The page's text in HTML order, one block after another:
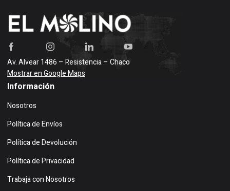
Av. Alvear 1486 – Resistencia – Chaco
Mostrar en Google Maps
Información
Nosotros
Política de Envíos
Política de Devolución
Política de Privacidad
Trabaja con Nosotros